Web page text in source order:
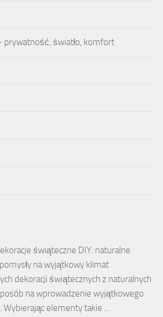
prywatność, światło, komfort
świąteczne DIY: naturalne
na wyjątkowy klimat
dekoracji świątecznych z naturalnych
na wprowadzenie wyjątkowego
Wybierając elementy takie …